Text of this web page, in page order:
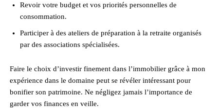
Revoir votre budget et vos priorités personnelles de
consommation.
Participer à des ateliers de préparation à la retraite organisés
par des associations spécialisées.
Faire le choix d’investir finement dans l’immobilier grâce à mon
expérience dans le domaine peut se révéler intéressant pour
bonifier son patrimoine. Ne négligez jamais l’importance de
garder vos finances en veille.